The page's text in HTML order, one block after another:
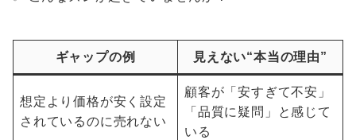
ギャップの例 見えない“本当の理由”
想定より価格が安く設定
されているのに売れない
顧客が「安すぎて不安」
「品質に疑問」と感じて
いる